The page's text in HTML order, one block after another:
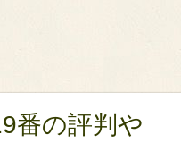
番の評判や